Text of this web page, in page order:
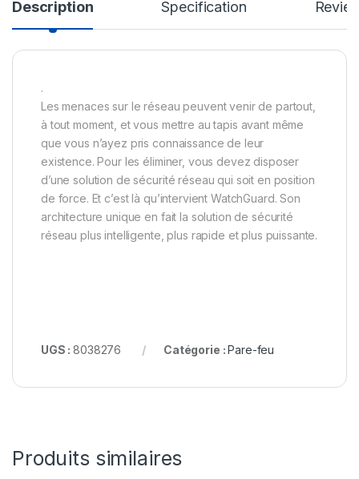
Description Specification
.
Les menaces sur le réseau peuvent venir de partout,
à tout moment, et vous mettre au tapis avant même
que vous n’ayez pris connaissance de leur
existence. Pour les éliminer, vous devez disposer
d’une solution de sécurité réseau qui soit en position
de force. Et c’est là qu’intervient WatchGuard. Son
architecture unique en fait la solution de sécurité
réseau plus intelligente, plus rapide et plus puissante.
UGS :8038276 Catégorie :Pare-feu
Produits similaires